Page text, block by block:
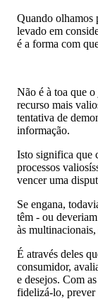
Quando olhamos
levado em
é a forma com
Não é à toa que
recurso mais
tentativa de
informação.
Isto significa que
processos
vencer uma
Se engana,
têm - ou
às
É através deles
consumidor,
e desejos. Com
fidelizá-lo, prever